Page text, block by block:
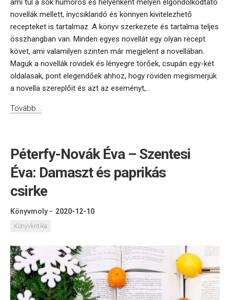
ami túl a sok humoros és helyenként mélyen elgondolkodtató
novellák mellett, ínycsiklandó és könnyen kivitelezhető
recepteket is tartalmaz. A könyv szerkezete és tartalma teljes
összhangban van. Minden egyes novellát egy olyan recept
követ, ami valamilyen szinten már megjelent a novellában.
Maguk a novellák rövidek és lényegre törőek, csupán egy-két
oldalasak, pont elegendőek ahhoz, hogy röviden megismerjük
a novella szereplőit és azt az eseményt,...
Tovább...
Péterfy-Novák Éva – Szentesi
Éva: Damaszt és paprikás
csirke
Könyvmoly - 2020-12-10
Könyvkritika